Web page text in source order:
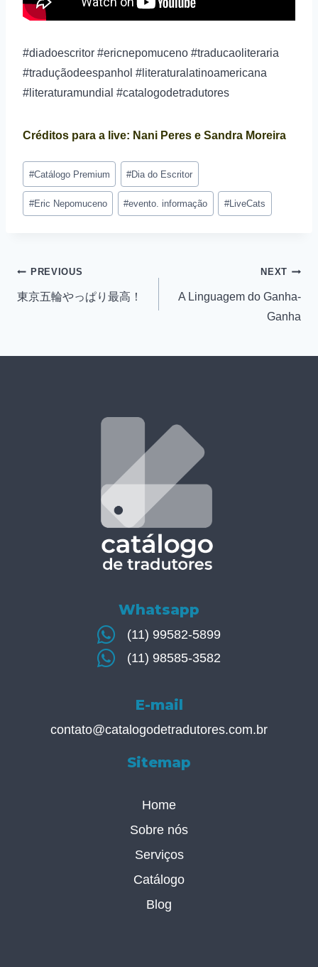
#diadoescritor #ericnepomuceno #traducaoliteraria
#traduçãodeespanhol #literaturalatinoamericana
#literaturamundial #catalogodetradutores
Créditos para a live: Nani Peres e Sandra Moreira
#Catálogo Premium #Dia do Escritor
#Eric Nepomuceno #evento. informação #LiveCats
PREVIOUS
東京五輪やっぱり最高！
NEXT
A Linguagem do Ganha-
Ganha
Whatsapp
(11) 99582-5899
(11) 98585-3582
E-mail
contato@catalogodetradutores.com.br
Sitemap
Home
Sobre nós
Serviços
Catálogo
Blog